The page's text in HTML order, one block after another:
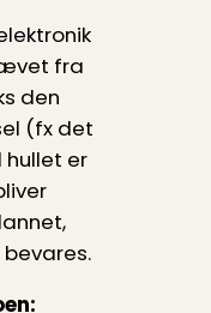
fra
den
(fx det
er